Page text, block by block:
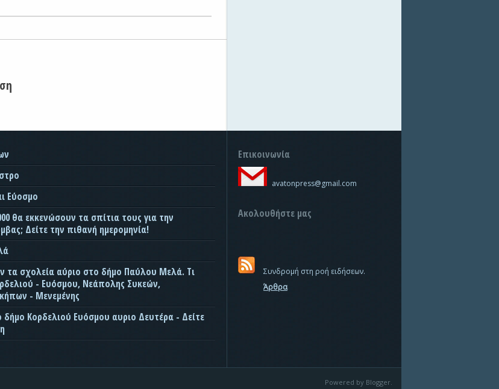
Εύοσμο
θα εκκενώσουν τα σπίτια τους για την
Δείτε την πιθανή ημερομηνία!
τα σχολεία αύριο στο δήμο Παύλου Μελά. Τι
- Ευόσμου, Νεάπολης Συκεών,
- Μενεμένης
δήμο Κορδελιού Ευόσμου αυριο Δευτέρα - Δείτε
Επικοινωνία
avatonpress@gmail.com
Ακολουθήστε μας
Συνδρομή στη ροή ειδήσεων.
Άρθρα
Powered by Blogger.